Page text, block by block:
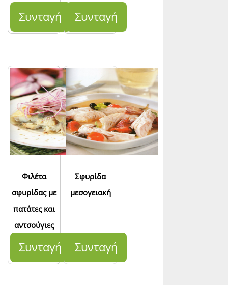
Συνταγή
αγκινάρες
Συνταγή
Φιλέτα
σφυρίδας με
πατάτες και
αντσούγιες
Συνταγή
Σφυρίδα
μεσογειακή
Συνταγή